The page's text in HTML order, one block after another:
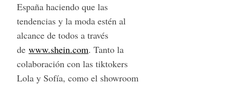
España haciendo que las
tendencias y la moda estén al
alcance de todos a través
de www.shein.com. Tanto la
colaboración con las tiktokers
Lola y Sofía, como el showroom
h
f
o